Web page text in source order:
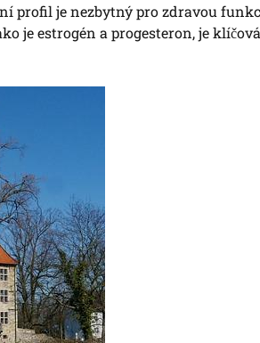
profil je nezbytný pro zdravou
je estrogén a progesteron, je